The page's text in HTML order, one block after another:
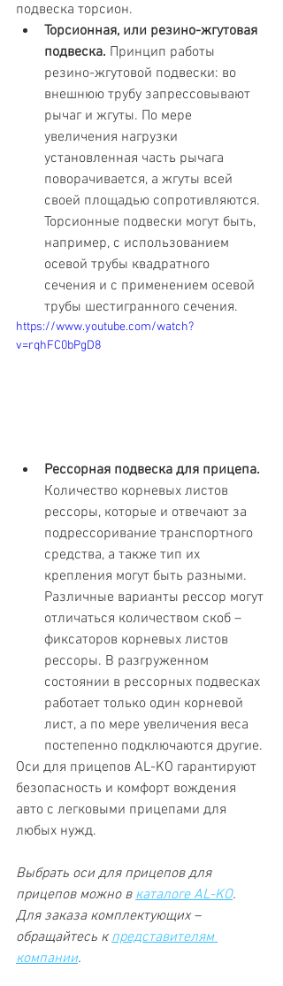
подвеска торсион.
Торсионная, или резино-жгутовая
подвеска. Принцип работы
резино-жгутовой подвески: во
внешнюю трубу запрессовывают
рычаг и жгуты. По мере
увеличения нагрузки
установленная часть рычага
поворачивается, а жгуты всей
своей площадью сопротивляются.
Торсионные подвески могут быть,
например, с использованием
осевой трубы квадратного
сечения и с применением осевой
трубы шестигранного сечения.
https://www.youtube.com/watch?
v=rqhFC0bPgD8
Рессорная подвеска для прицепа.
Количество корневых листов
рессоры, которые и отвечают за
подрессоривание транспортного
средства, а также тип их
крепления могут быть разными.
Различные варианты рессор могут
отличаться количеством скоб –
фиксаторов корневых листов
рессоры. В разгруженном
состоянии в рессорных подвесках
работает только один корневой
лист, а по мере увеличения веса
постепенно подключаются другие.
Оси для прицепов AL-KO гарантируют
безопасность и комфорт вождения
авто с легковыми прицепами для
любых нужд.
Выбрать оси для прицепов для
прицепов можно в каталоге AL-KO.
Для заказа комплектующих –
обращайтесь к представителям
компании.